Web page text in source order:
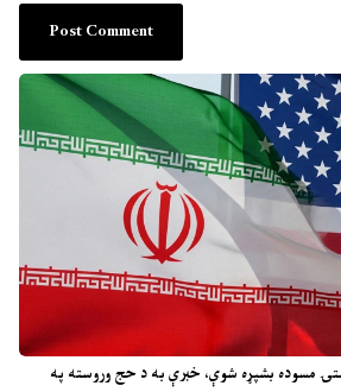
مسوده بشپړه شوې، خبرې به د حج وروسته په